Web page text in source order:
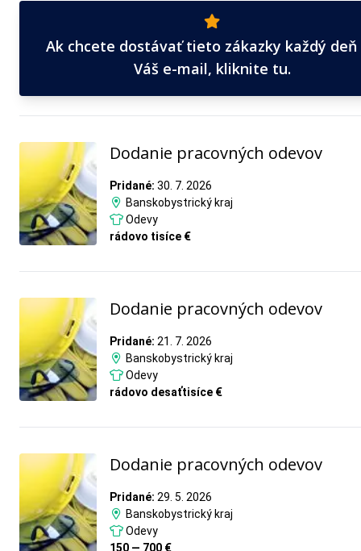
Ak chcete dostávať tieto zákazky každý deň
Váš e-mail, kliknite tu.
Dodanie pracovných odevov
Pridané: 30. 7. 2026
Banskobystrický kraj
Odevy
rádovo tisíce €
Dodanie pracovných odevov
Pridané: 21. 7. 2026
Banskobystrický kraj
Odevy
rádovo desaťtisíce €
Dodanie pracovných odevov
Pridané: 29. 5. 2026
Banskobystrický kraj
Odevy
150 — 700 €